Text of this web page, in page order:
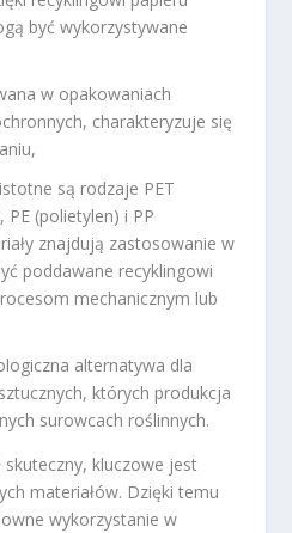
być wykorzystywane
w opakowaniach
charakteryzuje się
są rodzaje PET
(polietylen) i PP
znajdują zastosowanie w
poddawane recyklingowi
mechanicznym lub
alternatywa dla
których produkcja
surowcach roślinnych.
skuteczny, kluczowe jest
materiałów. Dzięki temu
wykorzystanie w